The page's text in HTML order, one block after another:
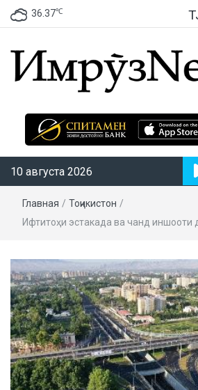
36.37℃
10 августа 2026
Главная / Тоҷикистон /
Ифтитоҳи эстакада ва чанд иншооти